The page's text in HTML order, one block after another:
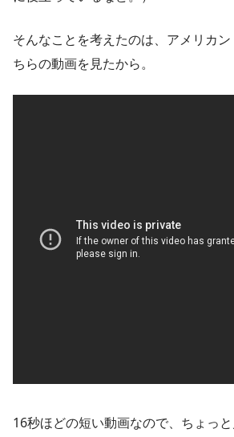
そんなことを考えたのは、アメリカ
ちらの動画を見たから。
16秒ほどの短い動画なので、ちょっ